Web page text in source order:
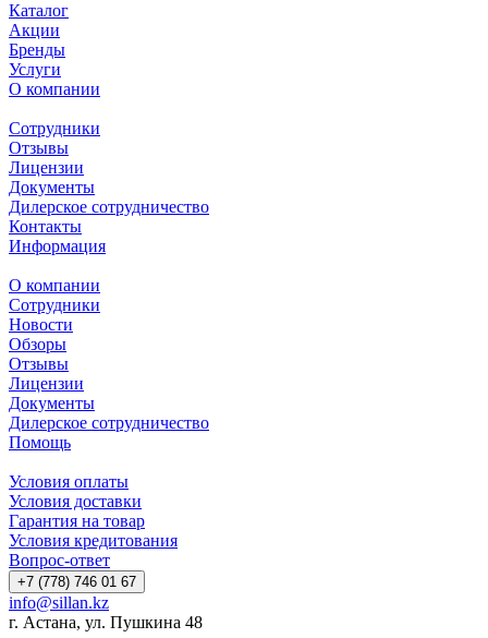
Каталог
Акции
Бренды
Услуги
О компании
Сотрудники
Отзывы
Лицензии
Документы
Дилерское сотрудничество
Контакты
Информация
О компании
Сотрудники
Новости
Обзоры
Отзывы
Лицензии
Документы
Дилерское сотрудничество
Помощь
Условия оплаты
Условия доставки
Гарантия на товар
Условия кредитования
Вопрос-ответ
+7 (778) 746 01 67
info@sillan.kz
г. Астана, ул. Пушкина 48